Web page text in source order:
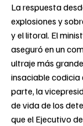
La respuesta
explosiones y
y el litoral. El
aseguró en un
ultraje más
insaciable codicia
parte, la
de vida de los
que el Ejecutivo